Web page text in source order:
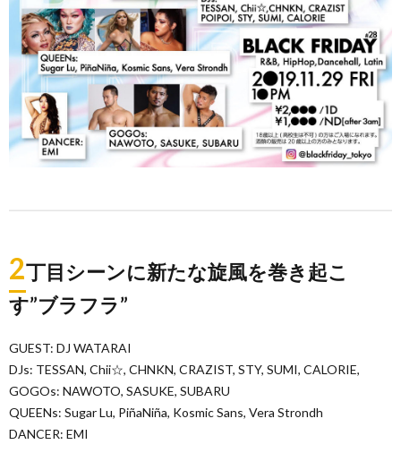
2丁目シーンに新たな旋風を巻き起こ
す”ブラフラ”
GUEST: DJ WATARAI
DJs: TESSAN, Chii☆, CHNKN, CRAZIST, STY, SUMI, CALORIE,
GOGOs: NAWOTO, SASUKE, SUBARU
QUEENs: Sugar Lu, PiñaNiña, Kosmic Sans, Vera Strondh
DANCER: EMI